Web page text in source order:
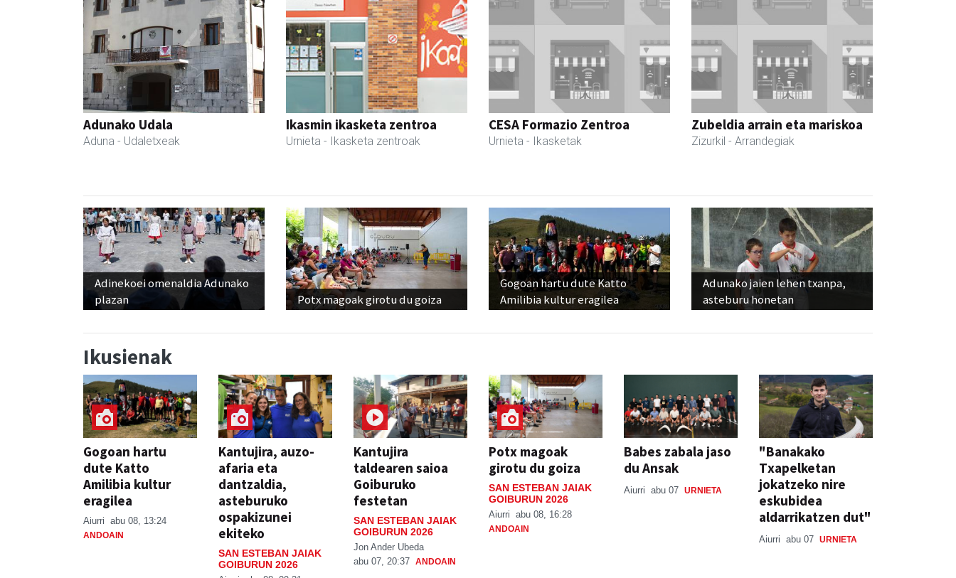
Adunako Udala
Aduna - Udaletxeak
Ikasmin ikasketa zentroa
Urnieta - Ikasketa zentroak
CESA Formazio Zentroa
Urnieta - Ikasketak
Zubeldia arrain eta mariskoa
Zizurkil - Arrandegiak
Adinekoei omenaldia Adunako
plazan
Potx magoak girotu du goiza
Gogoan hartu dute Katto
Amilibia kultur eragilea
Adunako jaien lehen txanpa,
asteburu honetan
Ikusienak
Gogoan hartu
dute Katto
Amilibia kultur
eragilea
Aiurri abu 08, 13:24
ANDOAIN
Kantujira, auzo-
afaria eta
dantzaldia,
asteburuko
ospakizunei
ekiteko
SAN ESTEBAN JAIAK
GOIBURUN 2026
Kantujira
taldearen saioa
Goiburuko
festetan
SAN ESTEBAN JAIAK
GOIBURUN 2026
Jon Ander Ubeda
abu 07, 20:37 ANDOAIN
Potx magoak
girotu du goiza
SAN ESTEBAN JAIAK
GOIBURUN 2026
Aiurri abu 08, 16:28
ANDOAIN
Babes zabala jaso
du Ansak
Aiurri abu 07 URNIETA
"Banakako
Txapelketan
jokatzeko nire
eskubidea
aldarrikatzen dut"
Aiurri abu 07 URNIETA